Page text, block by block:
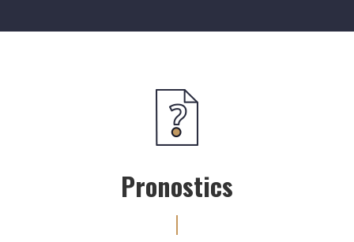
Pronostics